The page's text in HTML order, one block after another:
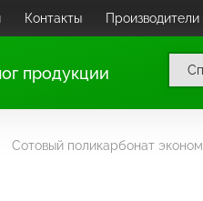
Контакты Производители
продукции
Сотовый поликарбонат эконом